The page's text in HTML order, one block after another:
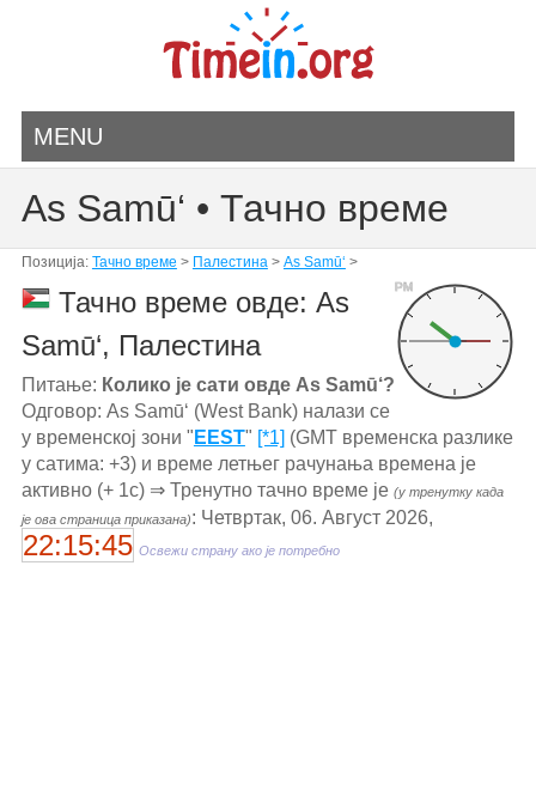
MENU
As Samū‘ • Тачно време
Позиција: Тачно време > Палестина> As Samū‘ >
PM
Тачно време овде: As
Samū‘, Палестина
Питање: Колико је сати овде As Samū‘?
Одговор: As Samū‘ (West Bank) налази се
у временској зони " EEST" [*1] (GMT временска разлике
у сатима: +3) и време летњег рачунања времена је
активно (+ 1с) ⇒ Тренутно тачно време је (у тренутку када
је ова страница приказана): Четвртак, 06. Август 2026,
22:15:45 Освежи страну ако је потребно